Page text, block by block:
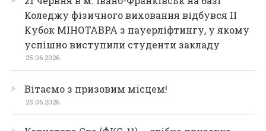
Коледжу фізичного виховання відбувся ІІ
Кубок МІНОТАВРА з пауерліфтингу, у якому
успішно виступили студенти закладу
25.06.2026
Вітаємо з призовим місцем!
25.06.2026